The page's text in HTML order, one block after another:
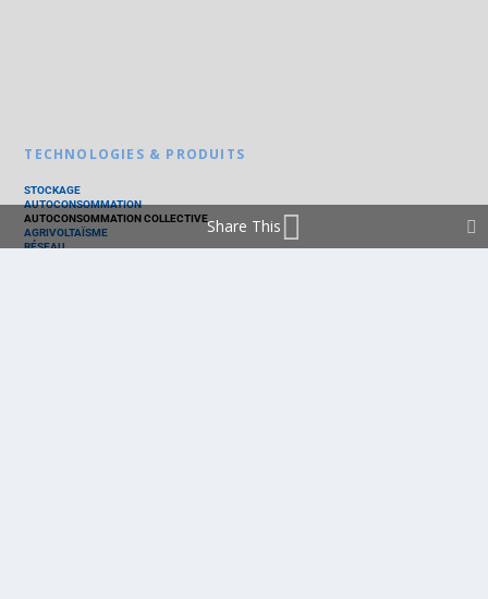
TECHNOLOGIES & PRODUITS
STOCKAGE
AUTOCONSOMMATION
AUTOCONSOMMATION COLLECTIVE
AGRIVOLTAÏSME
RÉSEAU
Share This